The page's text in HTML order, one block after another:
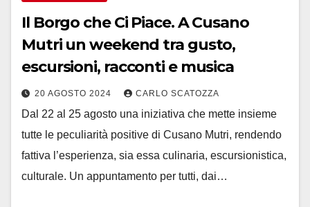
Il Borgo che Ci Piace. A Cusano
Mutri un weekend tra gusto,
escursioni, racconti e musica
20 AGOSTO 2024 CARLO SCATOZZA
Dal 22 al 25 agosto una iniziativa che mette insieme
tutte le peculiarità positive di Cusano Mutri, rendendo
fattiva l’esperienza, sia essa culinaria, escursionistica,
culturale. Un appuntamento per tutti, dai…